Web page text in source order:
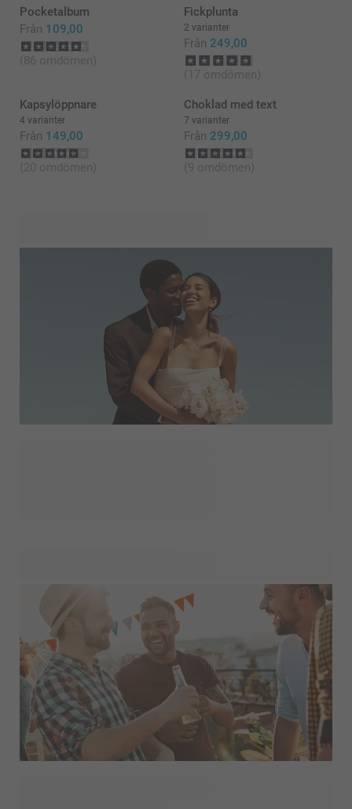
Pocketalbum
Från 109,00
(86 omdömen)
Fickplunta
2 varianter
Från 249,00
(17 omdömen)
Kapsylöppnare
4 varianter
Från 149,00
(20 omdömen)
Choklad med text
7 varianter
Från 299,00
(9 omdömen)